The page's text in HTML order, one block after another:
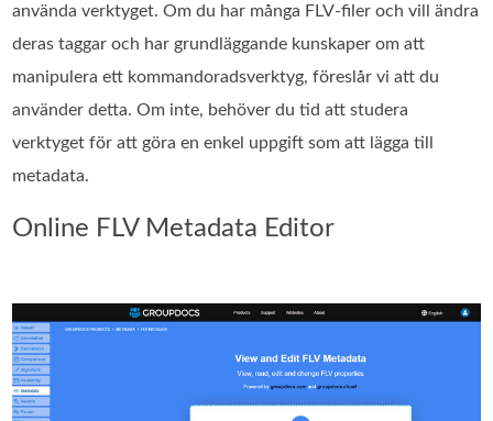
använda verktyget. Om du har många FLV-filer och vill ändra
deras taggar och har grundläggande kunskaper om att
manipulera ett kommandoradsverktyg, föreslår vi att du
använder detta. Om inte, behöver du tid att studera
verktyget för att göra en enkel uppgift som att lägga till
metadata.
Online FLV Metadata Editor